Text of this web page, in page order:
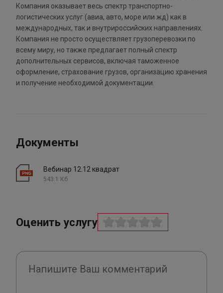
Компания оказывает весь спектр транспортно-
логистических услуг (авиа, авто, море или жд) как в
международных, так и внутрироссийских направлениях.
Компания не просто осуществляет грузоперевозки по
всему миру, но также предлагает полный спектр
дополнительных сервисов, включая таможенное
оформление, страхование грузов, организацию хранения
и получение необходимой документации.
Документы
Вебинар 12.12 квадрат
543.1 Кб
Оценить услугу